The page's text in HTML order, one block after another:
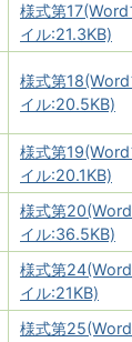
様式第17(Word
イル:21.3KB)
様式第18(Word
イル:20.5KB)
様式第19(Word
イル:20.1KB)
様式第
イル:36.5KB)
様式第
イル:21KB)
様式第